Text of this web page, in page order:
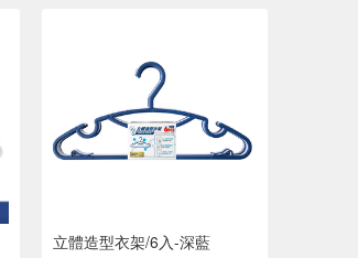
立體造型衣架/6入-深藍